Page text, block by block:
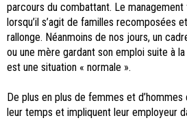
parcours du combattant. Le
lorsqu’il s’agit de familles recomposées
rallonge. Néanmoins de nos jours, un
ou une mère gardant son emploi suite à
est une situation « normale ».
De plus en plus de femmes et
leur temps et impliquent leur employeur